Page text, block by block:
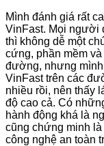
Mình đánh giá rất
VinFast. Mọi người
thì không dễ một
cứng, phần mềm
đường, nhưng
VinFast trên các
nhiều rồi, nên thấy
độ cao cả. Có
hành động khá là
cũng chứng minh là
công nghệ an toàn